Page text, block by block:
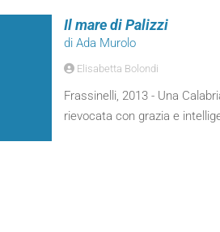
Il mare di Palizzi
di Ada Murolo
Elisabetta Bolondi
Frassinelli, 2013 - Una
rievocata con grazia e